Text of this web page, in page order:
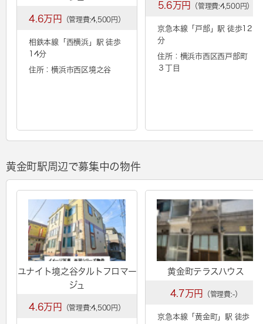
4.6万円 （管理費:4,500円）
相鉄本線「 西横浜」駅 徒歩
14分
住所：横浜市西区境之谷
5.6万円 （管理費:4,500円）
京急本線「 戸部」駅 徒歩12
分
住所：横浜市西区西戸部町
３丁目
黄金町駅周辺で募集中の物件
ユナイト境之谷タルトフロマー
ジュ
4.6万円 （管理費:4,500円）
黄金町テラスハウス
4.7万円 （管理費:-）
京急本線「黄金町」駅 徒歩